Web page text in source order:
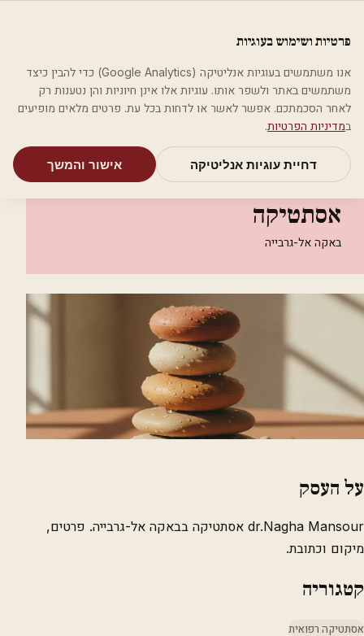
מאמריםקטגוריותחיפושאודות
בית קטגוריות
אסתטיקה רפואית
dr.Nagha Mansour אסתטיקה
dr.Nagha Mansour
אסתטיקה
באקה אל-גרבייה
על העסק
dr.Nagha Mansour אסתטיקה בבאקה אל-גרבייה. פרטים,
מיקום וכתובת.
קטגוריה
אסתטיקה רפואית
פרטיות ושימוש בעוגיות
אנו משתמשים בעוגיות אנליטיקה (Google Analytics) כדי להבין כיצד
משתמשים באתר ולשפר אותו. עוגיות אלו אינן חיוניות והן נטענות רק
לאחר הסכמתכם. אפשר לאשר או לדחות בכל עת. פרטים מלאים מופיעים
במדיניות הפרטיות.
דחיית עוגיות אנליטיקה אישור והמשך